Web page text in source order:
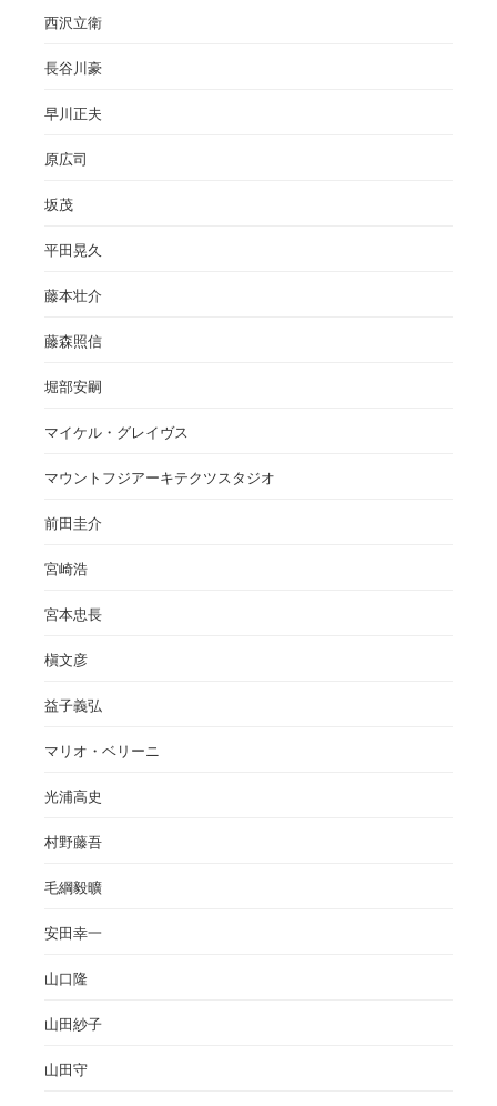
西沢立衛
長谷川豪
早川正夫
原広司
坂茂
平田晃久
藤本壮介
藤森照信
堀部安嗣
マイケル・グレイヴス
マウントフジアーキテクツスタジオ
前田圭介
宮崎浩
宮本忠長
槇文彦
益子義弘
マリオ・ベリーニ
光浦高史
村野藤吾
毛綱毅曠
安田幸一
山口隆
山田紗子
山田守